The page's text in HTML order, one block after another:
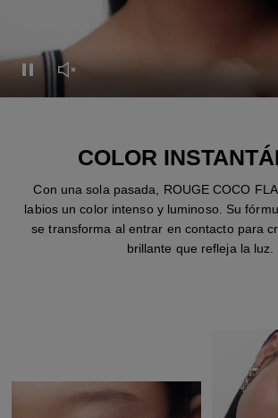
Pausar el vídeo
Activar el sonido del vídeo
COLOR
Con una sola pasada, ROUGE COCO
labios un color intenso y luminoso. Su
se transforma al entrar en contacto para
brillante que refleja la luz.